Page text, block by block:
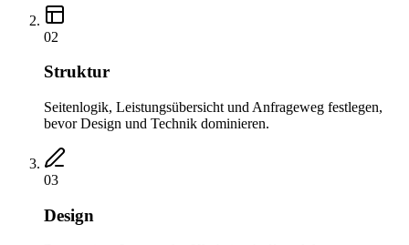
02
Struktur
Seitenlogik, Leistungsübersicht und Anfrageweg festlegen,
bevor Design und Technik dominieren.
03
Design